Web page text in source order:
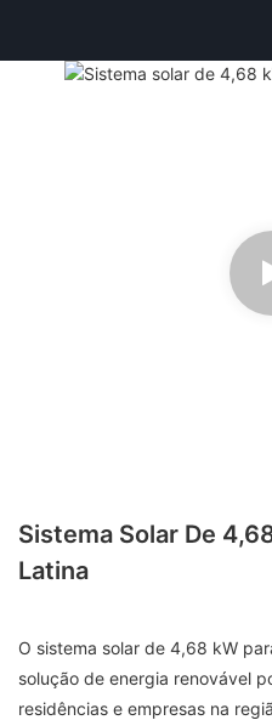
Sistema Solar De
Latina
O sistema solar de 4,68 kW
solução de energia renovável
residências e empresas na